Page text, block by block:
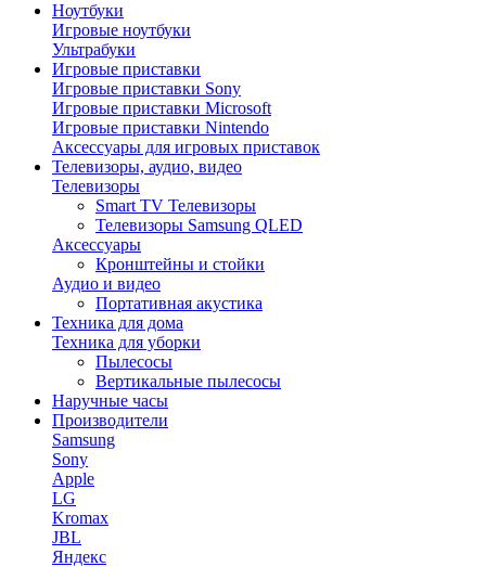
Ноутбуки
Игровые ноутбуки
Ультрабуки
Игровые приставки
Игровые приставки Sony
Игровые приставки Microsoft
Игровые приставки Nintendo
Аксессуары для игровых приставок
Телевизоры, аудио, видео
Телевизоры
Smart TV Телевизоры
Телевизоры Samsung QLED
Аксессуары
Кронштейны и стойки
Аудио и видео
Портативная акустика
Техника для дома
Техника для уборки
Пылесосы
Вертикальные пылесосы
Наручные часы
Производители
Samsung
Sony
Apple
LG
Kromax
JBL
Яндекс